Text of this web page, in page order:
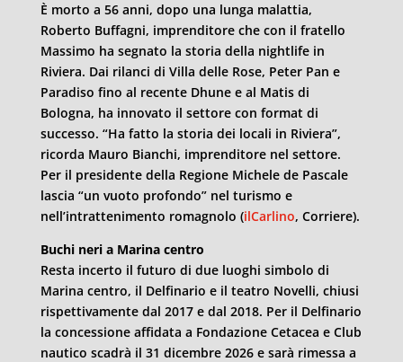
È morto a 56 anni, dopo una lunga malattia,
Roberto Buffagni, imprenditore che con il fratello
Massimo ha segnato la storia della nightlife in
Riviera. Dai rilanci di Villa delle Rose, Peter Pan e
Paradiso fino al recente Dhune e al Matis di
Bologna, ha innovato il settore con format di
successo. “Ha fatto la storia dei locali in Riviera”,
ricorda Mauro Bianchi, imprenditore nel settore.
Per il presidente della Regione Michele de Pascale
lascia “un vuoto profondo” nel turismo e
nell’intrattenimento romagnolo (ilCarlino, Corriere).
Buchi neri a Marina centro
Resta incerto il futuro di due luoghi simbolo di
Marina centro, il Delfinario e il teatro Novelli, chiusi
rispettivamente dal 2017 e dal 2018. Per il Delfinario
la concessione affidata a Fondazione Cetacea e Club
nautico scadrà il 31 dicembre 2026 e sarà rimessa a